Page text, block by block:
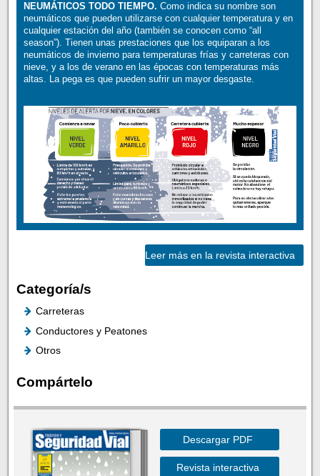
NEUMÁTICOS TODO TIEMPO. Como indica su nombre son
neumáticos que pueden utilizarse con cualquier temperatura y en
cualquier estación del año (también se conocen como “all
season”). Tienen unas prestaciones que los equiparan a los
neumáticos de invierno para temperaturas frías y carreteras con
nieve, y a los de verano en las épocas con temperaturas más
altas. La pega es que pueden sufrir un mayor desgaste.
Leer más en la revista interactiva
Categoría/s
Carreteras
Conductores y Peatones
Otros
Compártelo
Descargar PDF
Revista interactiva